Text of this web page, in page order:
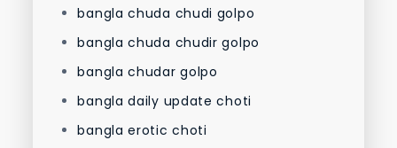
bangla chuda chudi golpo
bangla chuda chudir golpo
bangla chudar golpo
bangla daily update choti
bangla erotic choti